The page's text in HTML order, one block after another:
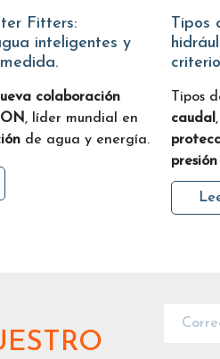
inteligentes y
colaboración
, líder mundial en
de agua y energía.
Tipos de válvulas para instalaciones
Tipos
caudal
presión